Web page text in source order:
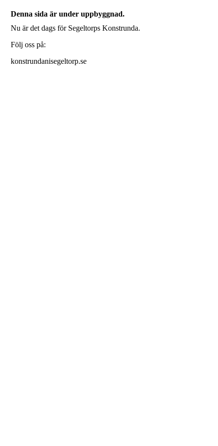
Denna sida är under uppbyggnad.
Nu är det dags för Segeltorps Konstrunda.
Följ oss på:
konstrundanisegeltorp.se